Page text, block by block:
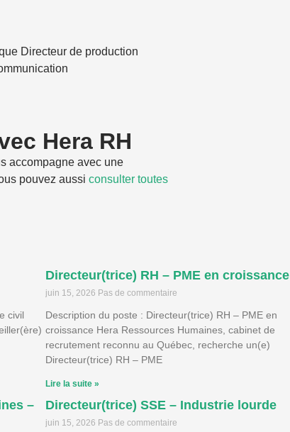
Directeur de production
Hera RH
accompagne avec une
pouvez aussi consulter toutes
civil
Directeur(trice) RH – PME en croissance
juin 15, 2026 Pas de commentaire
Description du poste : Directeur(trice) RH – PME en
croissance Hera Ressources Humaines, cabinet de
recrutement reconnu au Québec, recherche un(e)
Directeur(trice) RH – PME
Lire la suite »
–
Directeur(trice) SSE – Industrie lourde
juin 15, 2026 Pas de commentaire